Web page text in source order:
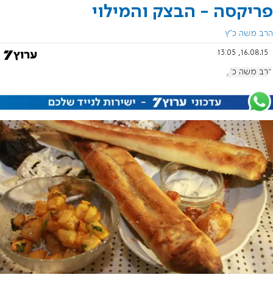
פריקסה - הבצק והמילוי
הרב משה כ"ץ
16.08.15, 13:05
הרב משה כ"ץ